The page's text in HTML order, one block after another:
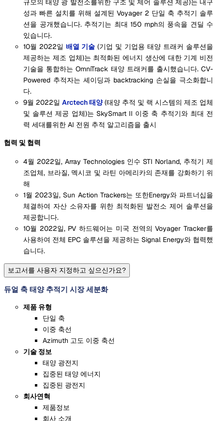
규모의 태양 광 발전소를위한 구조 및 제어 솔루션 제공)는 내구
성과 빠른 설치를 위해 설계된 Voyager 2 단일 축 추적기 솔루
션을 공개했습니다. 추적기는 최대 150 mph의 풍속을 견딜 수
있습니다.
10월 2022일 배열 기술 (기업 및 기업용 태양 트래커 솔루션을
제공하는 제조 업체)는 최적화된 에너지 생산에 대한 기계 비전
기술을 통합하는 OmniTrack 태양 트래커를 출시했습니다. CV-
Powered 추적자는 셰이딩과 backtracking 손실을 극소화합니
다.
9월 2022일 Arctech 태양(태양 추적 및 랙 시스템의 제조 업체
및 솔루션 제공 업체)는 SkySmart II 이중 축 추적기와 최대 전
력 세대를위한 AI 전원 추적 알고리즘을 출시
협력 및 협력
4월 2022일, Array Technologies 인수 STI Norland, 추적기 제
조업체, 브라질, 멕시코 및 라틴 아메리카의 존재를 강화하기 위
해
1월 2023일, Sun Action Trackers는 또한Energy와 파트너십을
체결하여 자산 소유자를 위한 최적화된 발전소 제어 솔루션을
제공합니다.
10월 2022일, PV 하드웨어는 미국 전역의 Voyager Tracker를
사용하여 전체 EPC 솔루션을 제공하는 Signal Energy와 협력했
습니다.
보고서를 사용자 지정하고 싶으신가요?
듀얼 축 태양 추적기 시장 세분화
제품 유형
단일 축
이중 축선
Azimuth 고도 이중 축선
기술 정보
태양 광전지
집중된 태양 에너지
집중된 광전지
회사연혁
제품정보
회사 소개